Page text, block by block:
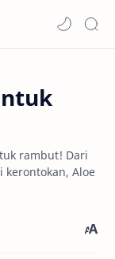
rambut! Dari
Aloe